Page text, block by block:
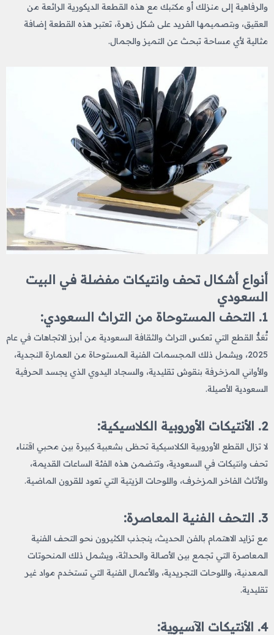
والرفاهية إلى منزلك أو مكتبك مع هذه القطعة الديكورية الرائعة من
العقيق، وبتصميمها الفريد على شكل زهرة، تعتبر هذه القطعة إضافة
مثالية لأي مساحة تبحث عن التميز والجمال.
أنواع أشكال تحف وانتيكات​ مفضلة في البيت
السعودي
1. التحف المستوحاة من التراث السعودي:
تُعَدُّ القطع التي تعكس التراث والثقافة السعودية من أبرز الاتجاهات في عام
2025، ويشمل ذلك المجسمات الفنية المستوحاة من العمارة النجدية،
والأواني المزخرفة بنقوش تقليدية، والسجاد اليدوي الذي يجسد الحرفية
السعودية الأصيلة.
2. الأنتيكات الأوروبية الكلاسيكية:
لا تزال القطع الأوروبية الكلاسيكية تحظى بشعبية كبيرة بين محبي اقتناء
تحف وانتيكات في السعودية، وتتضمن هذه الفئة الساعات القديمة،
والأثاث الفاخر المزخرف، واللوحات الزيتية التي تعود للقرون الماضية.
3. التحف الفنية المعاصرة:
مع تزايد الاهتمام بالفن الحديث، ينجذب الكثيرون نحو التحف الفنية
المعاصرة التي تجمع بين الأصالة والحداثة، ويشمل ذلك المنحوتات
المعدنية، واللوحات التجريدية، والأعمال الفنية التي تستخدم مواد غير
تقليدية.
4. الأنتيكات الآسيوية: